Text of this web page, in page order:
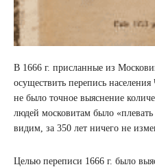
В 1666 г. присланные из
осуществить перепись
не было точное выяснение
людей московитам было
видим, за 350 лет ничего не
Целью переписи 1666 г. было